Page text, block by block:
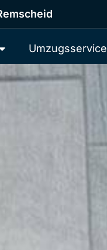
Umzugsservice